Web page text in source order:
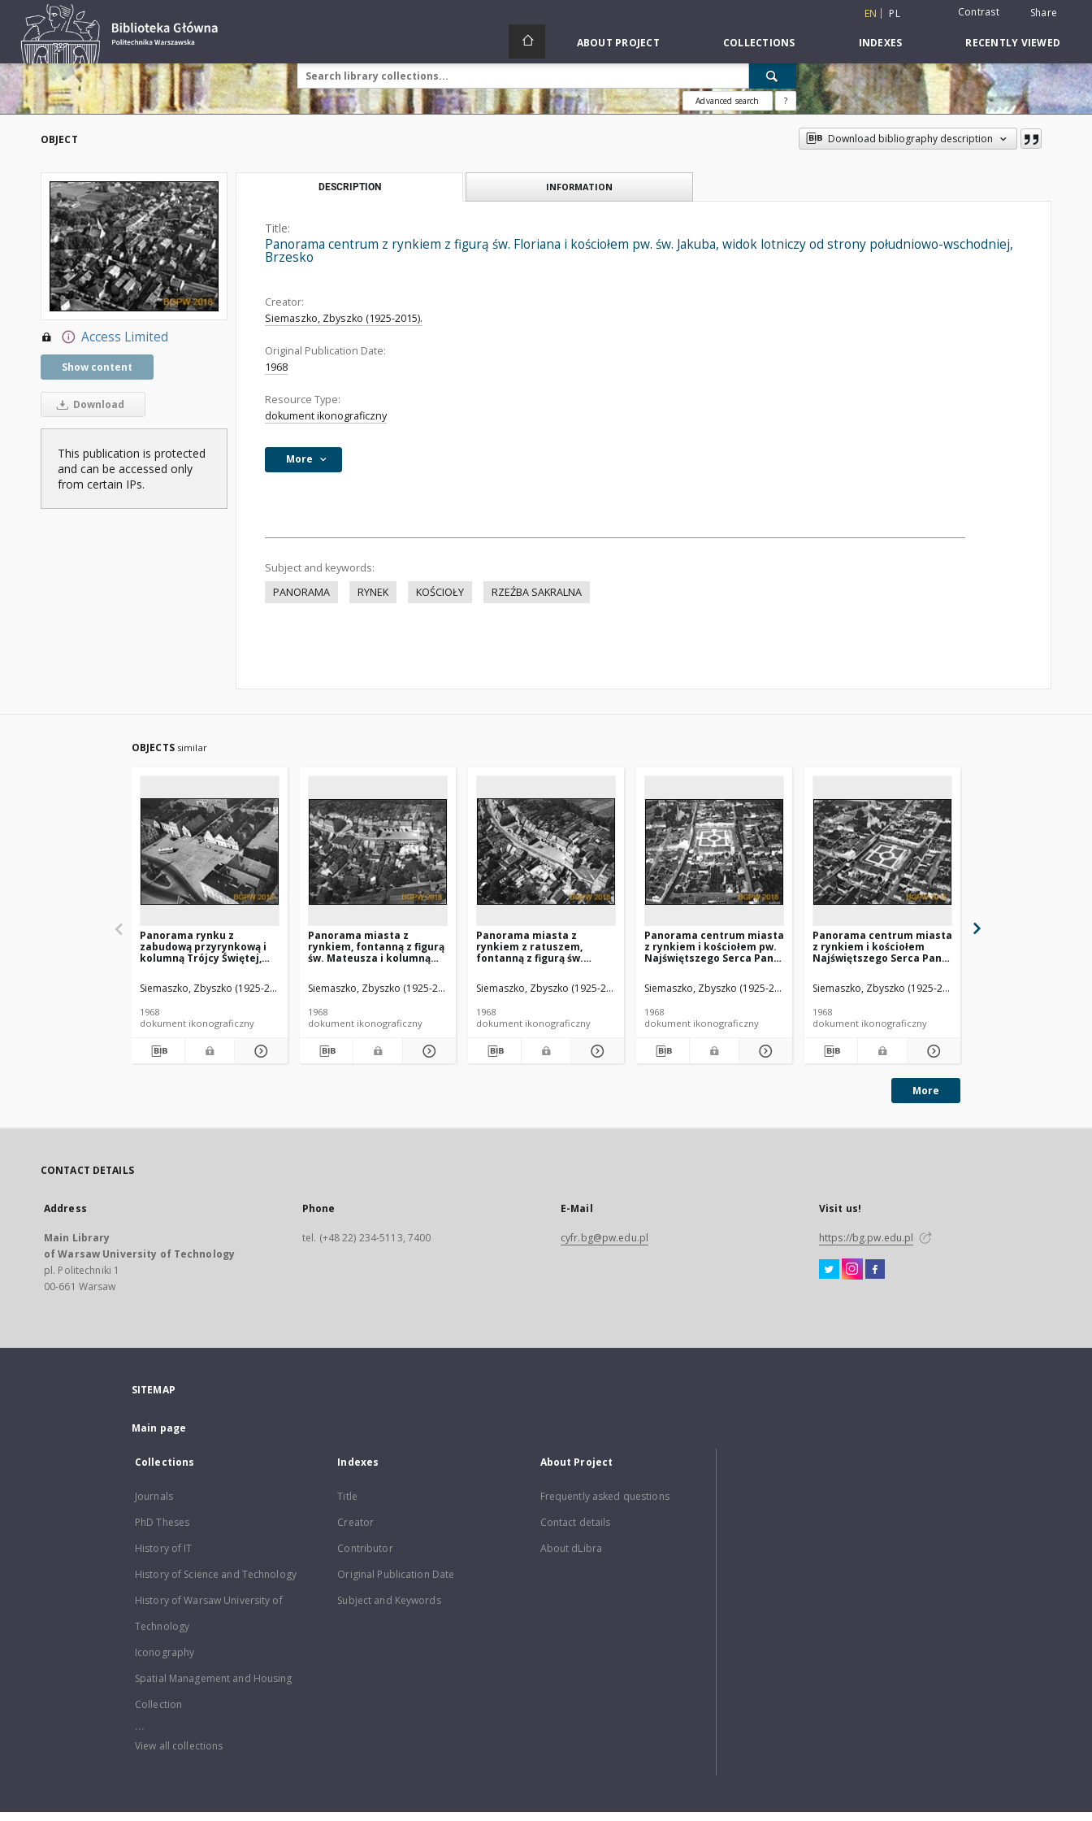
EN PL Contrast Share
ABOUT PROJECT COLLECTIONS INDEXES RECENTLY VIEWED
Advanced search ?
OBJECT Download bibliography description
Access Limited
Show content
Download
This publication is protected
and can be accessed only
from certain IPs.
DESCRIPTION INFORMATION
Title:
Panorama centrum z rynkiem z figurą św. Floriana i kościołem pw. św. Jakuba, widok lotniczy od strony południowo-wschodniej,
Brzesko
Creator:
Siemaszko, Zbyszko (1925-2015).
Original Publication Date:
1968
Resource Type:
dokument ikonograficzny
More
Subject and keywords:
PANORAMA
RYNEK KOŚCIOŁY RZEŹBA SAKRALNA
OBJECTS similar
Panorama rynku z
zabudową przyrynkową i
kolumną Trójcy Świętej,
południowej, Rydzyna
Siemaszko, Zbyszko (1925-2015).
1968
dokument ikonograficzny
Panorama miasta z
rynkiem, fontanną z figurą
św. Mateusza i kolumną
strony wschodniej,
Lubomierz
Siemaszko, Zbyszko (1925-2015).
1968
dokument ikonograficzny
Panorama miasta z
rynkiem z ratuszem,
fontanną z figurą św.
Maryjną, widok lotniczy od
strony północno-
Siemaszko, Zbyszko (1925-2015).
1968
dokument ikonograficzny
Panorama centrum miasta
z rynkiem i kościołem pw.
Najświętszego Serca Pana
strony zachodniej,
Bojanowo
Siemaszko, Zbyszko (1925-2015).
1968
dokument ikonograficzny
Panorama centrum miasta
z rynkiem i kościołem
Najświętszego Serca Pana
strony południowo-
zachodniej, Bojanowo
Siemaszko, Zbyszko (1925-2015).
1968
dokument ikonograficzny
More
CONTACT DETAILS
Address
Main Library
of Warsaw University of Technology
pl. Politechniki 1
00-661 Warsaw
Phone
tel. (+48 22) 234-5113, 7400
E-Mail
cyfr.bg@pw.edu.pl
Visit us!
https://bg.pw.edu.pl
SITEMAP
Main page
Collections
Journals
PhD Theses
History of IT
History of Science and Technology
History of Warsaw University of
Technology
Iconography
Spatial Management and Housing
Collection
...
View all collections
Indexes
Title
Creator
Contributor
Original Publication Date
Subject and Keywords
About Project
Frequently asked questions
Contact details
About dLibra